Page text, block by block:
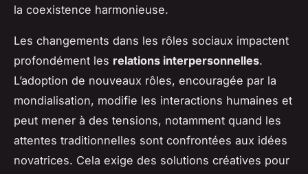
la coexistence harmonieuse.
Les changements dans les rôles sociaux impactent
profondément les relations interpersonnelles.
L’adoption de nouveaux rôles, encouragée par la
mondialisation, modifie les interactions humaines et
peut mener à des tensions, notamment quand les
attentes traditionnelles sont confrontées aux idées
novatrices. Cela exige des solutions créatives pour